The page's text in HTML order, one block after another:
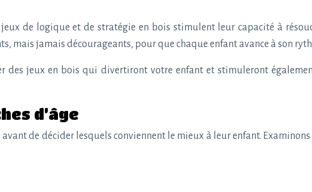
de logique et de stratégie en bois stimulent leur capacité à
mais jamais décourageants, pour que chaque enfant avance à son
des jeux en bois qui divertiront votre enfant et stimuleront
d’âge
de décider lesquels conviennent le mieux à leur enfant.